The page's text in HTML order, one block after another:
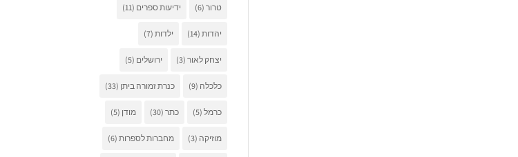
טרור (6) ידיעות ספרים (11)
יהדות (14) ילדות (7)
יצחק לאור (3) ירושלים (5)
כלכלה (9) כנרת זמורה ביתן (33)
כרמל (5) כתר (30) מודן (5)
מוזיקה (3) מחברות לספרות (6)